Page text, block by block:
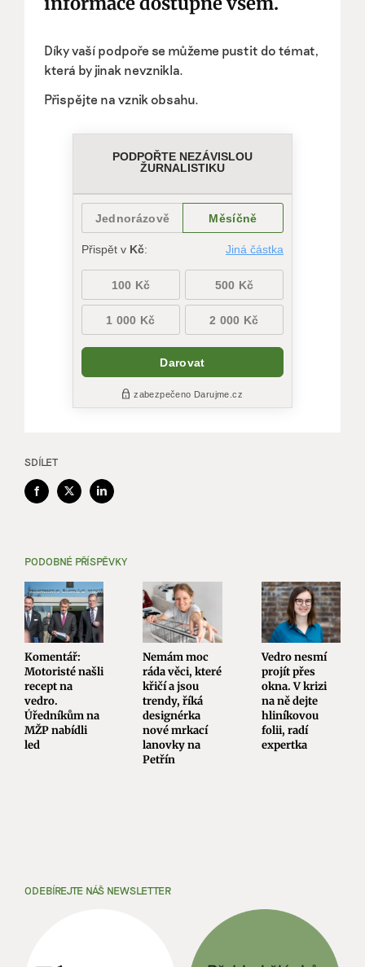
Díky vaší podpoře se můžeme pustit do témat,
která by jinak nevznikla.
Přispějte na vznik obsahu.
SDÍLET
Facebook
X LinkedIn
PODOBNÉ PŘÍSPĚVKY
Komentář:
Motoristé našli
recept na
vedro.
Úředníkům na
MŽP nabídli
led
Nemám moc
ráda věci, které
křičí a jsou
trendy, říká
designérka
nové mrkací
lanovky na
Petřín
Vedro nesmí
projít přes
okna. V krizi
na ně dejte
hliníkovou
folii, radí
expertka
ODEBÍREJTE NÁŠ NEWSLETTER